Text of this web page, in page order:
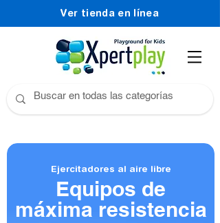
Ver tienda en línea
Ejercitadores al aire libre
Equipos de
máxima resistencia